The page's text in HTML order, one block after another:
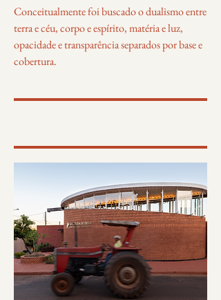
Conceitualmente foi buscado o dualismo entre
terra e céu, corpo e espírito, matéria e luz,
opacidade e transparência separados por base e
cobertura.